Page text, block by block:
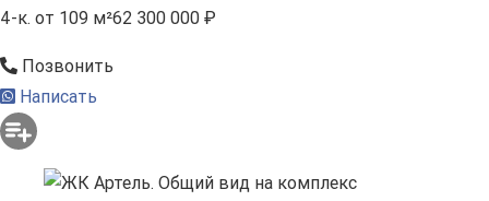
4-к. от 109 м²62 300 000 ₽
Позвонить
Написать